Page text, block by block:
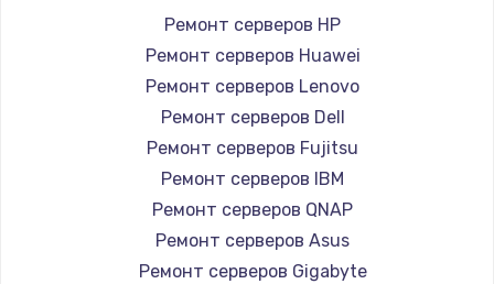
Заказать
Замена / ремонт электронного модуля
управления
600 руб.
Замена конфорки
1100 руб.
Ремонт серверов HP
Ремонт серверов Huawei
Ремонт серверов Lenovo
Ремонт серверов Dell
Ремонт серверов Fujitsu
Ремонт серверов IBM
Ремонт серверов QNAP
Ремонт серверов Asus
Ремонт серверов Gigabyte